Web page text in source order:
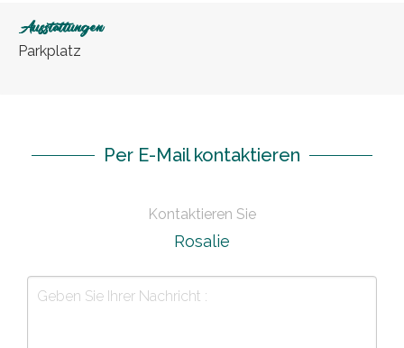
Ausstattungen
Parkplatz
Per E-Mail kontaktieren
Kontaktieren Sie
Rosalie